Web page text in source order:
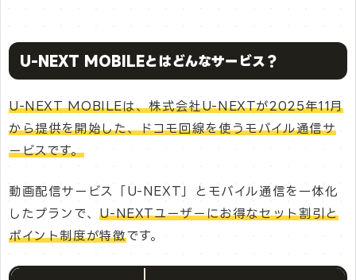
U-NEXT MOBILEとはどんなサービス？
U-NEXT MOBILEは、株式会社U-NEXTが2025年11月
から提供を開始した、ドコモ回線を使うモバイル通信サ
ービスです。
動画配信サービス「U-NEXT」とモバイル通信を一体化
したプランで、U-NEXTユーザーにお得なセット割引と
ポイント制度が特徴です。